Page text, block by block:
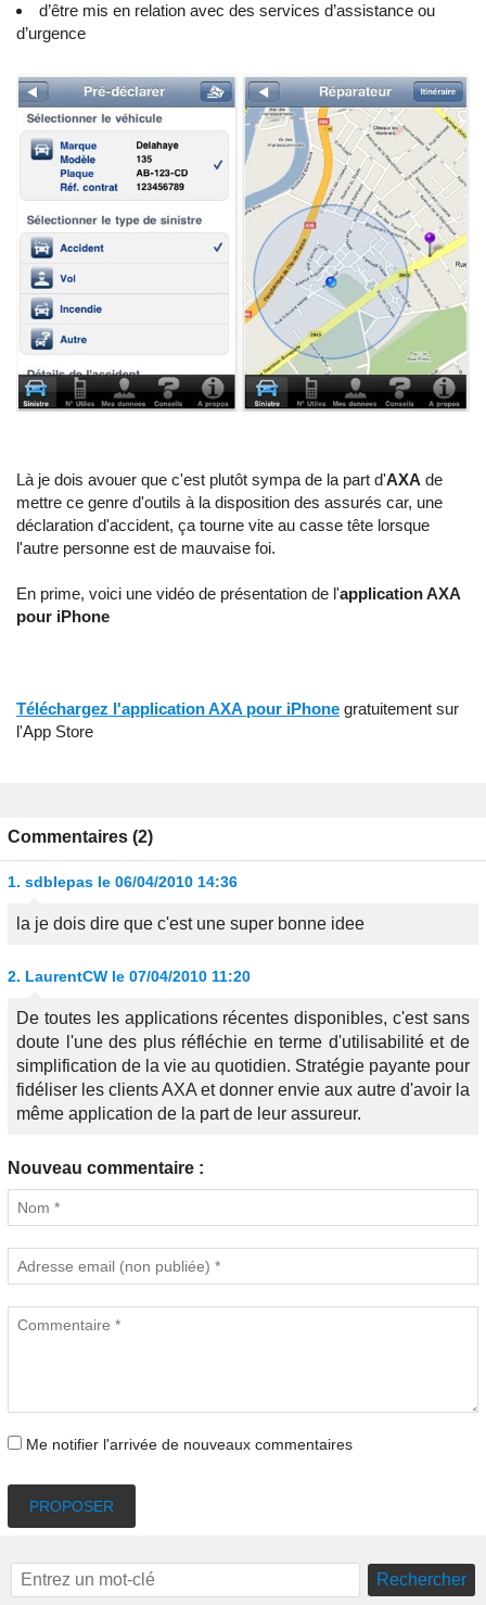
d’être mis en relation avec des services d’assistance ou
d’urgence
Là je dois avouer que c'est plutôt sympa de la part d'AXA de
mettre ce genre d'outils à la disposition des assurés car, une
déclaration d'accident, ça tourne vite au casse tête lorsque
l'autre personne est de mauvaise foi.
En prime, voici une vidéo de présentation de l'application AXA
pour iPhone
Téléchargez l'application AXA pour iPhone gratuitement sur
l'App Store
Commentaires (2)
1. sdblepas le 06/04/2010 14:36
la je dois dire que c'est une super bonne idee
2. LaurentCW le 07/04/2010 11:20
De toutes les applications récentes disponibles, c'est sans
doute l'une des plus réfléchie en terme d'utilisabilité et de
simplification de la vie au quotidien. Stratégie payante pour
fidéliser les clients AXA et donner envie aux autre d'avoir la
même application de la part de leur assureur.
Nouveau commentaire :
Me notifier l'arrivée de nouveaux commentaires
PROPOSER
Rechercher